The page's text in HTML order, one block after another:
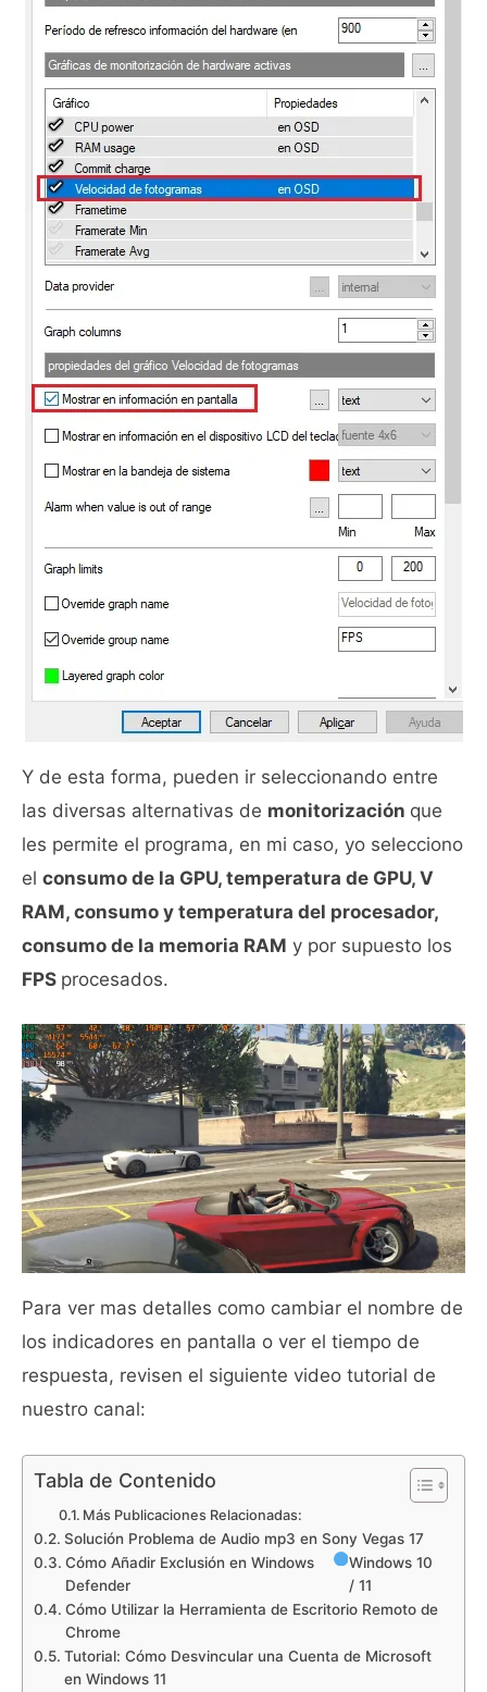
Y de esta forma, pueden ir seleccionando entre
las diversas alternativas de monitorización que
les permite el programa, en mi caso, yo selecciono
el consumo de la GPU, temperatura de GPU, V
RAM, consumo y temperatura del procesador,
consumo de la memoria RAM y por supuesto los
FPS procesados.
Para ver mas detalles como cambiar el nombre de
los indicadores en pantalla o ver el tiempo de
respuesta, revisen el siguiente video tutorial de
nuestro canal:
Tabla de Contenido
Más Publicaciones Relacionadas:
Solución Problema de Audio mp3 en Sony Vegas 17
Cómo Añadir Exclusión en Windows
Defender
Windows 10
/ 11
Cómo Utilizar la Herramienta de Escritorio Remoto de
Chrome
Tutorial: Cómo Desvincular una Cuenta de Microsoft
en Windows 11